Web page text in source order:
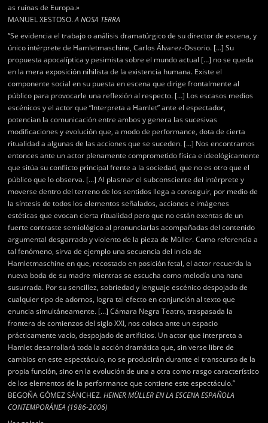
as ruínas de Europa.»
MANUEL XESTOSO.A NOSA TERRA
“Se evidencia el trabajo o análisis dramatúrgico de su director de escena, y
único intérprete de Hamletmaschine, Carlos Álvarez-Ossorio. […] Su
propuesta apocalíptica y pesimista sobre el mundo actual […] no se queda
en la mera exposición nihilista de la existencia humana. Existe el
componente social en su puesta en escena que dirige frontalmente al
público para provocarle una reflexión al respecto. […] Los escasos medios
escénicos y el actor que “Interpreta a Hamlet” ante el espectador,
potencian la comunicación entre ambos y genera las sucesivas
modificaciones y evolución que, a modo de performance, dota de cierta
ritualidad a algunas de las acciones que se suceden. […] Nos encontramos
entonces ante un actor plenamente comprometido física e ideológicamente
que sitúa su conflicto principal frente a la sociedad, que no es otro que el
público que lo observa. […] Al plasmar el subconsciente del intérprete y
moverse dentro del terreno de los sentidos llega a conseguir, por medio de
la síntesis de todos los elementos señalados, acciones e imágenes
estéticas que evocan cierta ritualidad pero que no están exentas de un
fuerte contraste semiológico al pronunciarlas acompañadas del contenido
argumental desgarrado y violento de la pieza de Müller. Como referencia a
tal fenómeno, sirva de ejemplo una secuencia del inicio de
Hamletmaschine en que, recostado en posición fetal, el actor recuerda la
nueva boda de su madre mientras se escucha como melodía una nana
susurrada. Por su sencillez, sobriedad y lenguaje escénico despojado de
cualquier tipo de adornos, logra tal efecto en conjunción al texto que
enuncia simultáneamente. […] Cámara Negra Teatro, traspasada la
frontera de comienzos del siglo XXI, nos coloca ante un espacio
prácticamente vacío, despojado de artificios. Un actor que interpreta a
Hamlet desarrollará toda la acción dramática que, sin verse libre de
cambios en este espectáculo, no se producirán durante el transcurso de la
propia función, sino en la evolución de una a otra como rasgo característico
de los elementos de la performance que contiene este espectáculo.”
BEGOÑA GÓMEZ SÁNCHEZ.HEINER MÜLLER EN LA ESCENA ESPAÑOLA
CONTEMPORÁNEA (1986-2006)